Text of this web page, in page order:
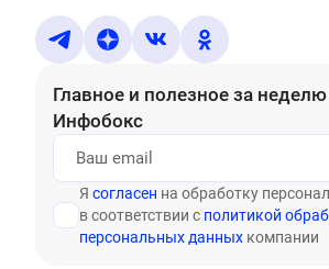
Главное и полезное за неделю
Инфобокс
Я согласен на обработку
в соответствии с политикой
персональных данных компании